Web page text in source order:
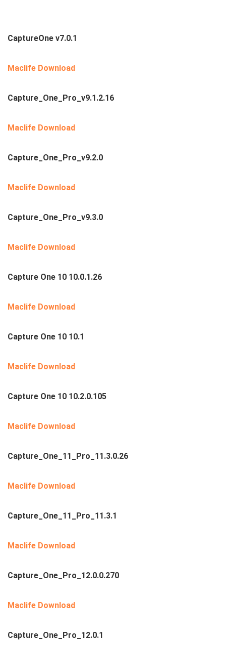
CaptureOne v7.0.1
Maclife Download
Capture_One_Pro_v9.1.2.16
Maclife Download
Capture_One_Pro_v9.2.0
Maclife Download
Capture_One_Pro_v9.3.0
Maclife Download
Capture One 10 10.0.1.26
Maclife Download
Capture One 10 10.1
Maclife Download
Capture One 10 10.2.0.105
Maclife Download
Capture_One_11_Pro_11.3.0.26
Maclife Download
Capture_One_11_Pro_11.3.1
Maclife Download
Capture_One_Pro_12.0.0.270
Maclife Download
Capture_One_Pro_12.0.1